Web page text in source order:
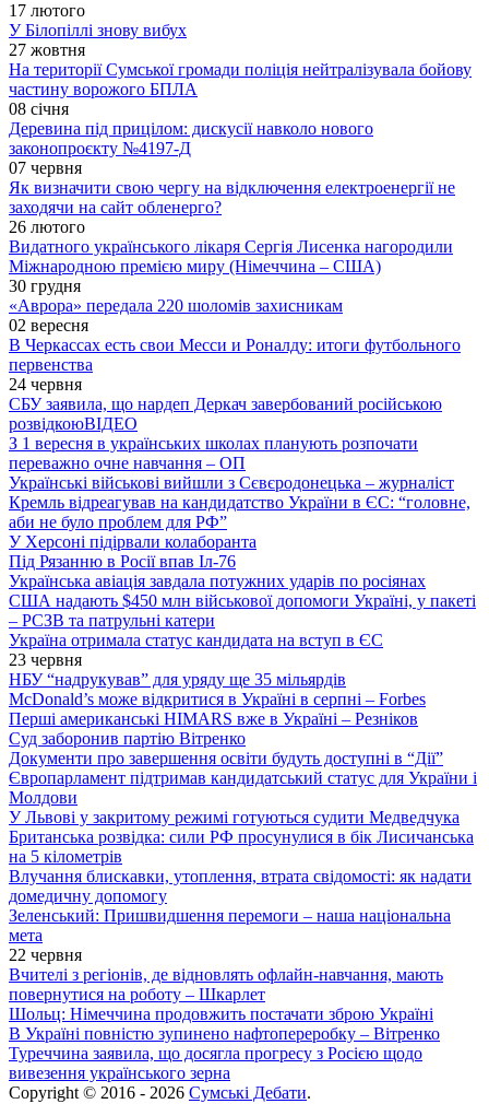
17 лютого
У Білопіллі знову вибух
27 жовтня
На території Сумської громади поліція нейтралізувала бойову
частину ворожого БПЛА
08 січня
Деревина під прицілом: дискусії навколо нового
законопроєкту №4197-Д
07 червня
Як визначити свою чергу на відключення електроенергії не
заходячи на сайт обленерго?
26 лютого
Видатного українського лікаря Сергія Лисенка нагородили
Міжнародною премією миру (Німеччина – США)
30 грудня
«Аврора» передала 220 шоломів захисникам
02 вересня
В Черкассах есть свои Месси и Роналду: итоги футбольного
первенства
24 червня
СБУ заявила, що нардеп Деркач завербований російською
розвідкоюВІДЕО
З 1 вересня в українських школах планують розпочати
переважно очне навчання – ОП
Українські військові вийшли з Сєвєродонецька – журналіст
Кремль відреагував на кандидатство України в ЄС: “головне,
аби не було проблем для РФ”
У Херсоні підірвали колаборанта
Під Рязанню в Росії впав Іл-76
Українська авіація завдала потужних ударів по росіянах
США надають $450 млн військової допомоги Україні, у пакеті
– РСЗВ та патрульні катери
Україна отримала статус кандидата на вступ в ЄС
23 червня
НБУ “надрукував” для уряду ще 35 мільярдів
McDonald’s може відкритися в Україні в серпні – Forbes
Перші американські HIMARS вже в Україні – Резніков
Суд заборонив партію Вітренко
Документи про завершення освіти будуть доступні в “Дії”
Європарламент підтримав кандидатський статус для України і
Молдови
У Львові у закритому режимі готуються судити Медведчука
Британська розвідка: сили РФ просунулися в бік Лисичанська
на 5 кілометрів
Влучання блискавки, утоплення, втрата свідомості: як надати
домедичну допомогу
Зеленський: Пришвидшення перемоги – наша національна
мета
22 червня
Вчителі з регіонів, де відновлять офлайн-навчання, мають
повернутися на роботу – Шкарлет
Шольц: Німеччина продовжить постачати зброю Україні
В Україні повністю зупинено нафтопереробку – Вітренко
Туреччина заявила, що досягла прогресу з Росією щодо
вивезення українського зерна
Copyright © 2016 - 2026 Сумські Дебати.